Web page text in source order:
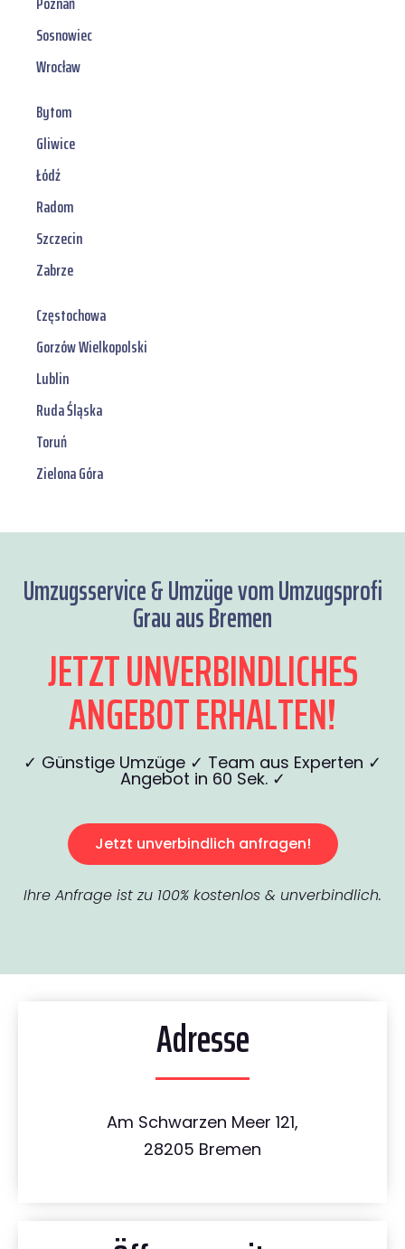
Sosnowiec
Wrocław
Bytom
Gliwice
Łódź
Radom
Szczecin
Zabrze
Częstochowa
Gorzów Wielkopolski
Lublin
Ruda Śląska
Toruń
Zielona Góra
Umzugsservice & Umzüge vom Umzugsprofi
Grau aus Bremen
JETZT UNVERBINDLICHES
ANGEBOT ERHALTEN!
✓ Günstige Umzüge ✓ Team aus Experten ✓
Angebot in 60 Sek. ✓
Jetzt unverbindlich anfragen!
Ihre Anfrage ist zu 100% kostenlos & unverbindlich.
Adresse
Am Schwarzen Meer 121,
28205 Bremen